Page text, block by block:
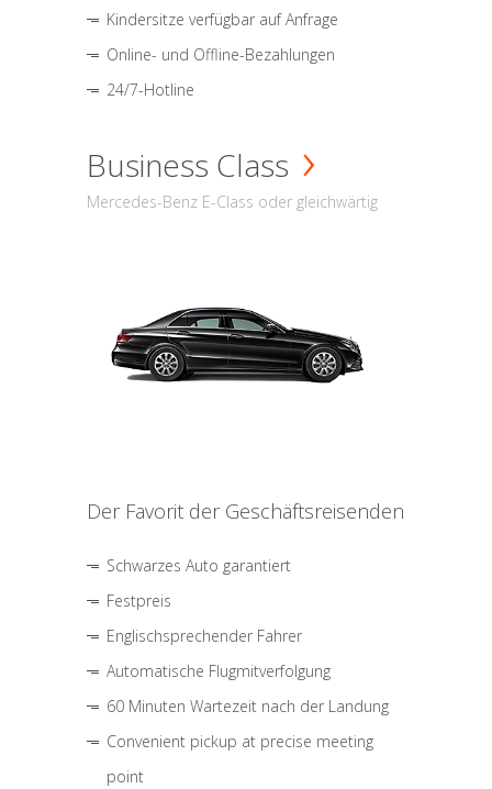
Kindersitze verfügbar auf Anfrage
Online- und Offline-Bezahlungen
24/7-Hotline
Business Class
Mercedes-Benz E-Class oder gleichwärtig
Der Favorit der Geschäftsreisenden
Schwarzes Auto garantiert
Festpreis
Englischsprechender Fahrer
Automatische Flugmitverfolgung
60 Minuten Wartezeit nach der Landung
Convenient pickup at precise meeting
point